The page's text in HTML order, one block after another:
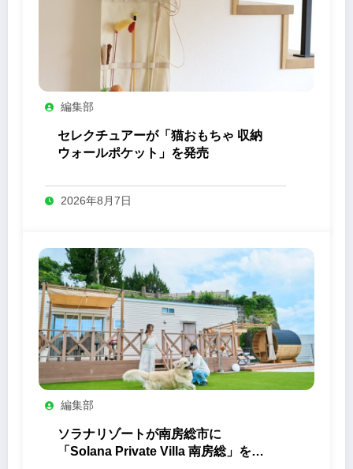
編集部
セレクチュアーが「猫おもちゃ 収納
ウォールポケット」を発売
2026年8月7日
編集部
ソラナリゾートが南房総市に
「Solana Private Villa 南房総」を開